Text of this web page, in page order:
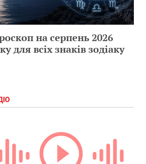
на серпень 2026
для всіх знаків зодіаку